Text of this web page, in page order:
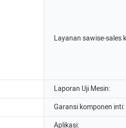
Layanan sawise-sales
Laporan Uji Mesin:
Garansi komponen inti:
Aplikasi: